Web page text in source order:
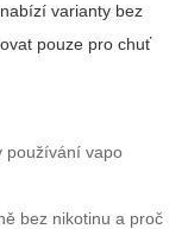
varianty bez
pouze pro chuť
používání vapo
bez nikotinu a proč